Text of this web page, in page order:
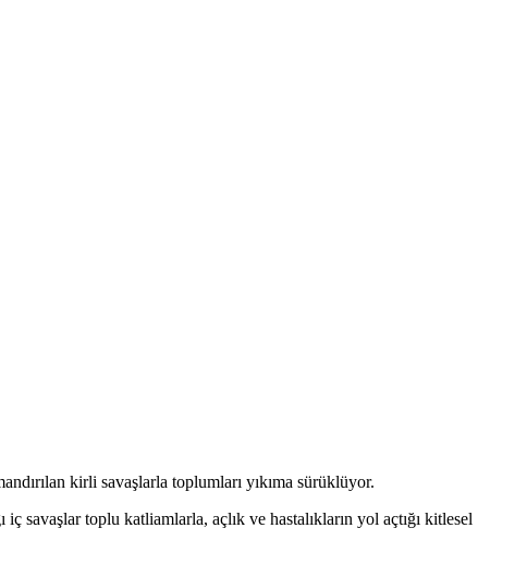
kirli savaşlarla toplumları yıkıma sürüklüyor.
savaşlar toplu katliamlarla, açlık ve hastalıkların yol açtığı kitlesel